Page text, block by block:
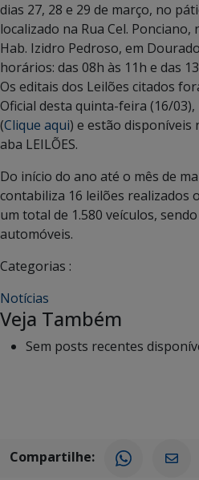
dias 27, 28 e 29 de março, no
localizado na Rua Cel.
Hab. Izidro Pedroso, em
horários: das 08h às 11h e das
Os editais dos Leilões citados
Oficial desta quinta-feira (16/
(Clique aqui) e estão
aba LEILÕES.
Do início do ano até o mês de
contabiliza 16 leilões realizados
um total de 1.580 veículos,
automóveis.
Categorias :
Notícias
Veja Também
Sem posts recentes
Compartilhe: